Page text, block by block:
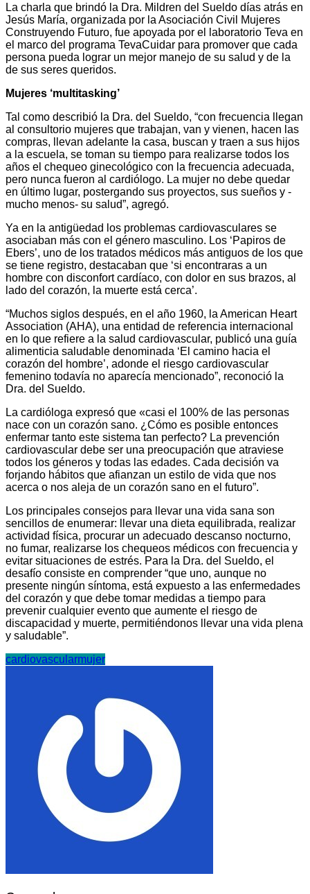
La charla que brindó la Dra. Mildren del Sueldo días atrás en
Jesús María, organizada por la Asociación Civil Mujeres
Construyendo Futuro, fue apoyada por el laboratorio Teva en
el marco del programa TevaCuidar para promover que cada
persona pueda lograr un mejor manejo de su salud y de la
de sus seres queridos.
Mujeres ‘multitasking’
Tal como describió la Dra. del Sueldo, “con frecuencia llegan
al consultorio mujeres que trabajan, van y vienen, hacen las
compras, llevan adelante la casa, buscan y traen a sus hijos
a la escuela, se toman su tiempo para realizarse todos los
años el chequeo ginecológico con la frecuencia adecuada,
pero nunca fueron al cardiólogo. La mujer no debe quedar
en último lugar, postergando sus proyectos, sus sueños y -
mucho menos- su salud”, agregó.
Ya en la antigüedad los problemas cardiovasculares se
asociaban más con el género masculino. Los ‘Papiros de
Ebers’, uno de los tratados médicos más antiguos de los que
se tiene registro, destacaban que ‘si encontraras a un
hombre con disconfort cardíaco, con dolor en sus brazos, al
lado del corazón, la muerte está cerca’.
“Muchos siglos después, en el año 1960, la American Heart
Association (AHA), una entidad de referencia internacional
en lo que refiere a la salud cardiovascular, publicó una guía
alimenticia saludable denominada ‘El camino hacia el
corazón del hombre’, adonde el riesgo cardiovascular
femenino todavía no aparecía mencionado”, reconoció la
Dra. del Sueldo.
La cardióloga expresó que «casi el 100% de las personas
nace con un corazón sano. ¿Cómo es posible entonces
enfermar tanto este sistema tan perfecto? La prevención
cardiovascular debe ser una preocupación que atraviese
todos los géneros y todas las edades. Cada decisión va
forjando hábitos que afianzan un estilo de vida que nos
acerca o nos aleja de un corazón sano en el futuro”.
Los principales consejos para llevar una vida sana son
sencillos de enumerar: llevar una dieta equilibrada, realizar
actividad física, procurar un adecuado descanso nocturno,
no fumar, realizarse los chequeos médicos con frecuencia y
evitar situaciones de estrés. Para la Dra. del Sueldo, el
desafío consiste en comprender “que uno, aunque no
presente ningún síntoma, está expuesto a las enfermedades
del corazón y que debe tomar medidas a tiempo para
prevenir cualquier evento que aumente el riesgo de
discapacidad y muerte, permitiéndonos llevar una vida plena
y saludable”.
cardiovascularmujer